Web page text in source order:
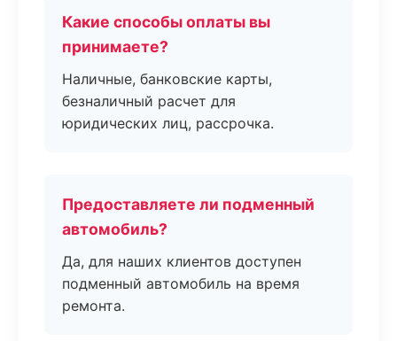
Какие способы оплаты вы
принимаете?
Наличные, банковские карты,
безналичный расчет для
юридических лиц, рассрочка.
Предоставляете ли подменный
автомобиль?
Да, для наших клиентов доступен
подменный автомобиль на время
ремонта.